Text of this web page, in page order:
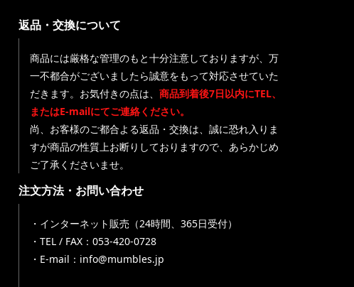
返品・交換について
商品には厳格な管理のもと十分注意しておりますが、万
一不都合がございましたら誠意をもって対応させていた
だきます。お気付きの点は、 商品到着後7日以内にTEL、
またはE-mailにてご連絡ください。
尚、お客様のご都合よる返品・交換は、誠に恐れ入りま
すが商品の性質上お断りしておりますので、あらかじめ
ご了承くださいませ。
注文方法・お問い合わせ
・インターネット販売（24時間、365日受付）
・TEL / FAX：053-420-0728
・E-mail：info@mumbles.jp